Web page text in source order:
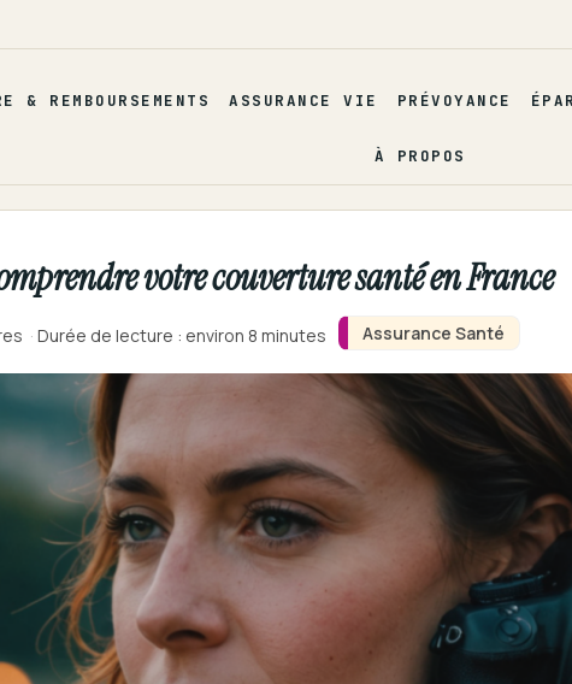
& REMBOURSEMENTS ASSURANCE VIE PRÉVOYANCE
À PROPOS
Assurance Santé
votre couverture santé en France
· Durée de lecture : environ 8 minutes